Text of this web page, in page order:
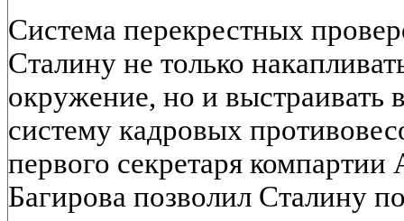
Система перекрестных
Сталину не только
окружение, но и выстраивать
систему кадровых
первого секретаря
Багирова позволил Сталину